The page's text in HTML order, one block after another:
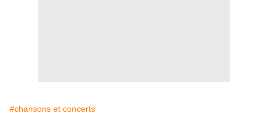
#chansons et concerts